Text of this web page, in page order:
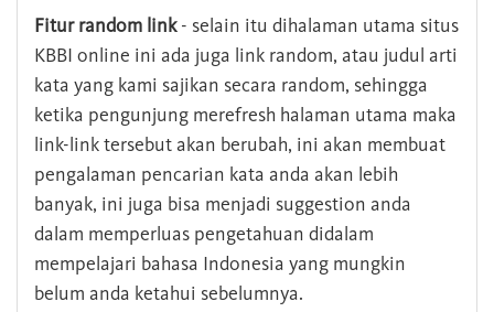
Fitur random link- selain itu dihalaman utama situs
KBBI online ini ada juga link random, atau judul arti
kata yang kami sajikan secara random, sehingga
ketika pengunjung merefresh halaman utama maka
link-link tersebut akan berubah, ini akan membuat
pengalaman pencarian kata anda akan lebih
banyak, ini juga bisa menjadi suggestion anda
dalam memperluas pengetahuan didalam
mempelajari bahasa Indonesia yang mungkin
belum anda ketahui sebelumnya.